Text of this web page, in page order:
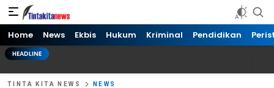
Tinta kita News
Informasi Terkini
Home News Ekbis Hukum Kriminal Pendidikan
HEADLINE
TINTA KITA NEWS NEWS